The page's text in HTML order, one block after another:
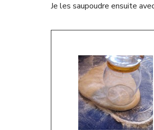
Je les saupoudre ensuite